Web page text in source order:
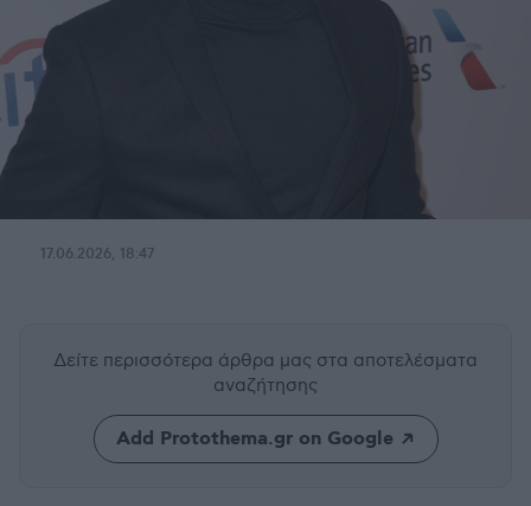
17.06.2026, 18:47
Δείτε περισσότερα άρθρα μας στα αποτελέσματα
αναζήτησης
Add Protothema.gr on Google